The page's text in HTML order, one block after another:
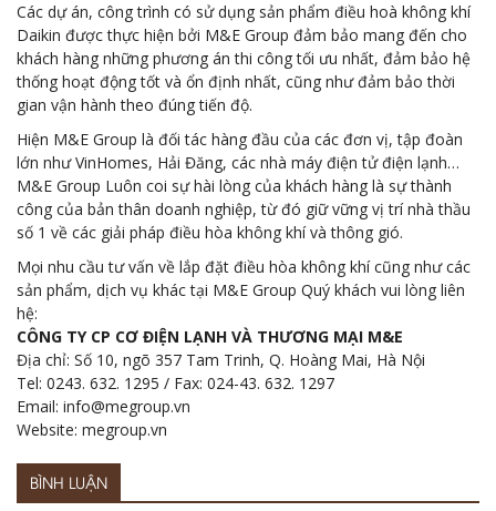
Các dự án, công trình có sử dụng sản phẩm điều hoà không khí
Daikin được thực hiện bởi M&E Group đảm bảo mang đến cho
khách hàng những phương án thi công tối ưu nhất, đảm bảo hệ
thống hoạt động tốt và ổn định nhất, cũng như đảm bảo thời
gian vận hành theo đúng tiến độ.
Hiện M&E Group là đối tác hàng đầu của các đơn vị, tập đoàn
lớn như VinHomes, Hải Đăng, các nhà máy điện tử điện lạnh…
M&E Group Luôn coi sự hài lòng của khách hàng là sự thành
công của bản thân doanh nghiệp, từ đó giữ vững vị trí nhà thầu
số 1 về các giải pháp điều hòa không khí và thông gió.
Mọi nhu cầu tư vấn về lắp đặt điều hòa không khí cũng như các
sản phẩm, dịch vụ khác tại M&E Group Quý khách vui lòng liên
hệ:
CÔNG TY CP CƠ ĐIỆN LẠNH VÀ THƯƠNG MẠI M&E
Địa chỉ: Số 10, ngõ 357 Tam Trinh, Q. Hoàng Mai, Hà Nội
Tel: 0243. 632. 1295 / Fax: 024-43. 632. 1297
Email: info@megroup.vn
Website: megroup.vn
BÌNH LUẬN